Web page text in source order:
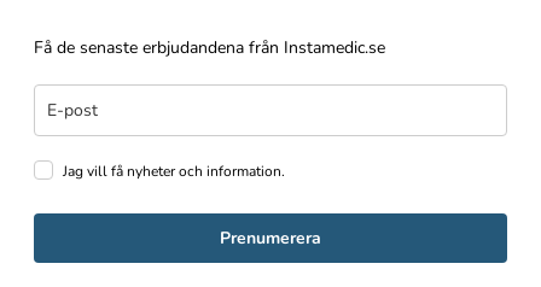
Få de senaste erbjudandena från Instamedic.se
Jag vill få nyheter och information.
Prenumerera